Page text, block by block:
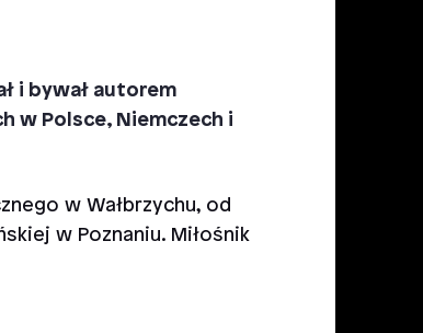
i bywał autorem
w Polsce, Niemczech i
w Wałbrzychu, od
w Poznaniu. Miłośnik